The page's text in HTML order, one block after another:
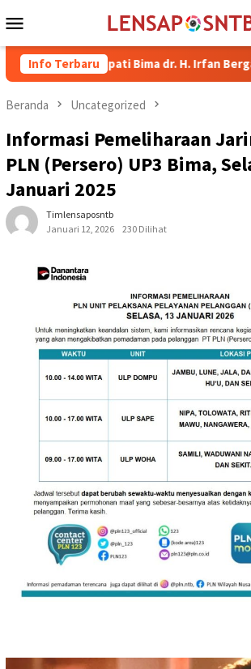
ke
Mobile
Info Terbaru
Bupati Bima dr. H. Irfan Bergabung di
Beranda Uncategorized
Informasi Pemeliharaan
PLN (Persero) UP3 Bima,
Januari 2025
Timlensaposntb
Januari 12, 2026
230 Dilihat